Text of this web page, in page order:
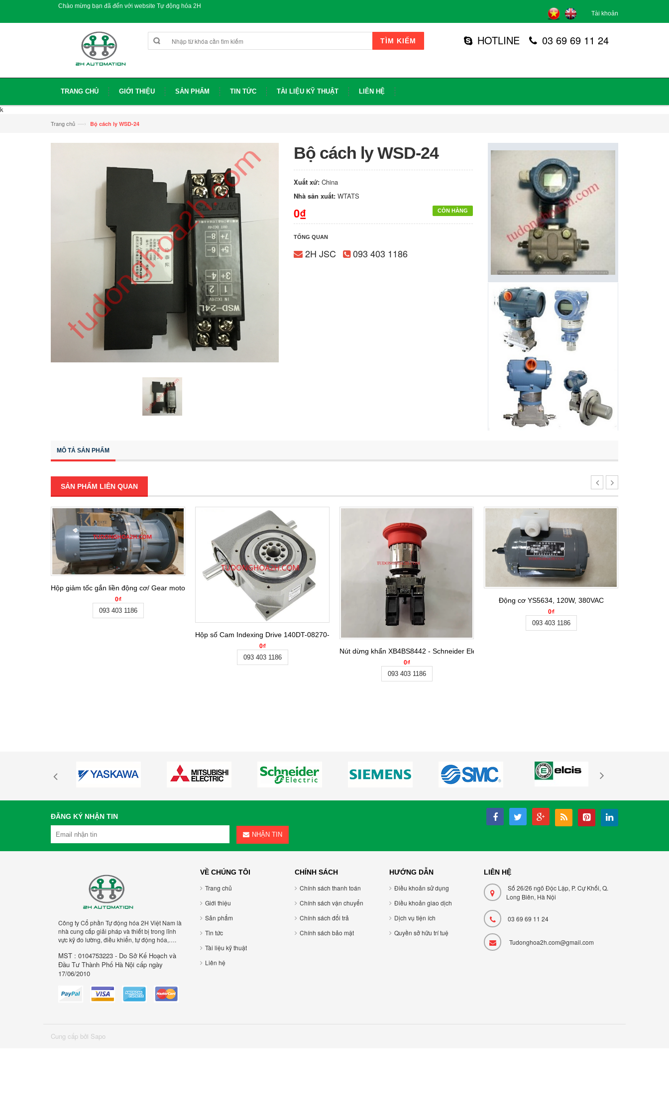
Chào mừng bạn đã đến với website Tự động hóa 2H
Tài khoản
TÌM KIẾM 03 69 69 11 24
HOTLINE
TRANG CHỦ GIỚI THIỆU SẢN PHẨM TIN TỨC TÀI LIỆU KỸ THUẬT LIÊN HỆ
k
Trang chủ —› Bộ cách ly WSD-24
Bộ cách ly WSD-24
Xuất xứ:China
Nhà sản xuất: WTATS
CÒN HÀNG
0₫
TỔNG QUAN
2H JSC 093 403 1186
MÔ TẢ SẢN PHẨM
SẢN PHẨM LIÊN QUAN
Hộp giảm tốc gắn liền động cơ/ Gear motor BLY27-59-3KW
0₫
093 403 1186
Hộp số Cam Indexing Drive 140DT-08270-2R-S3VW-1
0₫
093 403 1186
Nút dừng khẩn XB4BS8442 - Schneider Electric
0₫
093 403 1186
Động cơ YS5634, 120W, 380VAC
0₫
093 403 1186
ĐĂNG KÝ NHẬN TIN
NHẬN TIN
Công ty Cổ phần Tự động hóa 2H Việt Nam là
nhà cung cấp giải pháp và thiết bị trong lĩnh
vực kỹ đo lường, điều khiển, tự động hóa,….
MST : 0104753223 - Do Sở Kế Hoạch và
Đầu Tư Thành Phố Hà Nội cấp ngày
17/06/2010
VỀ CHÚNG TÔI
Trang chủ
Giới thiệu
Sản phẩm
Tin tức
Tài liệu kỹ thuật
Liên hệ
CHÍNH SÁCH
Chính sách thanh toán
Chính sách vận chuyển
Chính sách đổi trả
Chính sách bảo mật
HƯỚNG DẪN
Điều khoản sử dụng
Điều khoản giao dịch
Dịch vụ tiện ích
Quyền sở hữu trí tuệ
LIÊN HỆ
Số 26/26 ngõ Độc Lập, P. Cự Khối, Q.
Long Biên, Hà Nội
03 69 69 11 24
Tudonghoa2h.com@gmail.com
Cung cấp bởi Sapo